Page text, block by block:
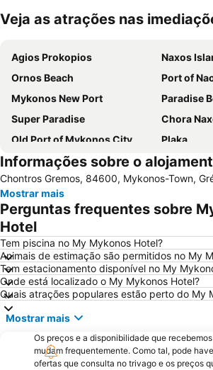
Ampliar mapa
Veja as atrações nas
Agios Prokopios
Naxos
Ornos Beach
Port of
Mykonos New Port
Paradise
Super Paradise
Chora
Old Port of Mykonos City
Plaka
Kalo Livadi
Mykonos
Psarou Beach
Paranga
Syros Port
Traditional
Elia
Mylos
Chryssi
1. Antanaklasis Music Festival Mykonos
Marco
Agrari
Panagia Filotitisa
Kastraki
Informações sobre o
Chontros Gremos, 84600, Mykonos-Town,
Mostrar mais
Perguntas frequentes sobre
Hotel
Tem piscina no My Mykonos Hotel?
Animais de estimação são permitidos no My
Tem estacionamento disponível no My
Onde está localizado o My Mykonos Hotel?
Quais atrações populares estão perto do My
Mostrar mais
Os preços e a disponibilidade que
mudam frequentemente. Como tal, pode
ofertas que consulta no trivago e os preços